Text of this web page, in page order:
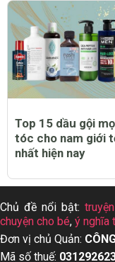
Top 15 dầu gội
tóc cho nam giới
nhất hiện nay
Chủ đề nổi bật:
chuyện cho bé, ý nghĩa
Đơn vị chủ Quản:
Mã số thuế: